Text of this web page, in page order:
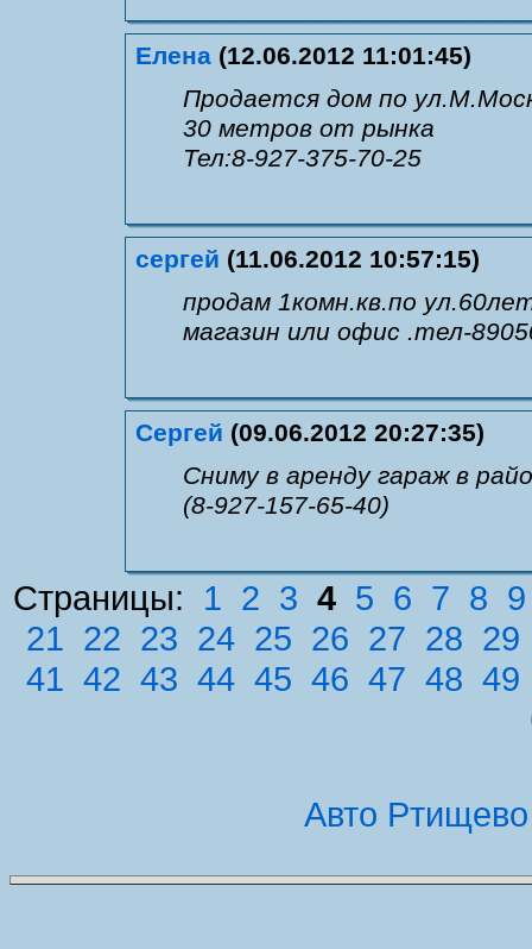
Елена (12.06.2012 11:01:45)
Продается дом по
30 метров от рынка
Тел:8-927-375-70-25
сергей (11.06.2012 10:57:15)
продам 1комн.кв.по
магазин или офис .тел-
Сергей (09.06.2012 20:27:35)
Сниму в аренду гараж в
(8-927-157-65-40)
Страницы: 1 2 3 4 5 6 7 8 9
21 22 23 24 25 26 27 28 29
41 42 43 44 45 46 47 48 49
Авто Ртищево